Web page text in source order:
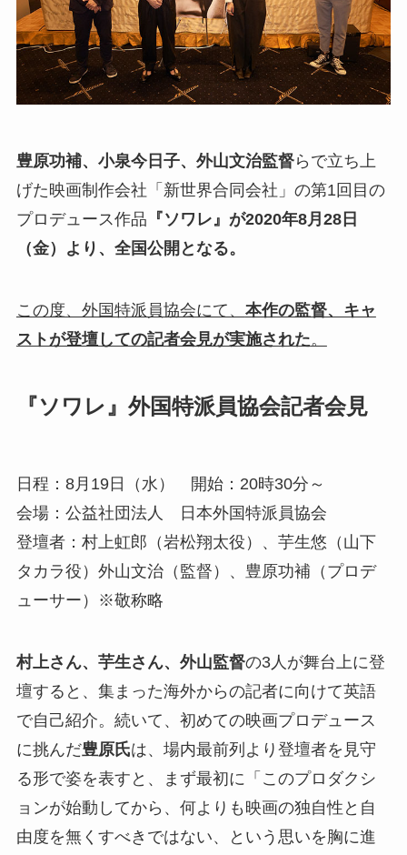
豊原功補、小泉今日子、外山文治監督らで立ち上
げた映画制作会社「新世界合同会社」の第1回目の
プロデュース作品 『ソワレ』が2020年8月28日
（金）より、全国公開となる。
この度、外国特派員協会にて、 本作の監督、キャ
ストが登壇しての記者会見が実施された。
『ソワレ』外国特派員協会記者会見
日程：8月19日（水） 開始：20時30分～
会場：公益社団法人 日本外国特派員協会
登壇者：村上虹郎（岩松翔太役）、芋生悠（山下
タカラ役）外山文治（監督）、豊原功補（プロデ
ューサー）※敬称略
村上さん、芋生さん、外山監督の3人が舞台上に登
壇すると、集まった海外からの記者に向けて英語
で自己紹介。続いて、初めての映画プロデュース
に挑んだ豊原氏は、場内最前列より登壇者を見守
る形で姿を表すと、まず最初に「このプロダクシ
ョンが始動してから、何よりも映画の独自性と自
由度を無くすべきではない、という思いを胸に進